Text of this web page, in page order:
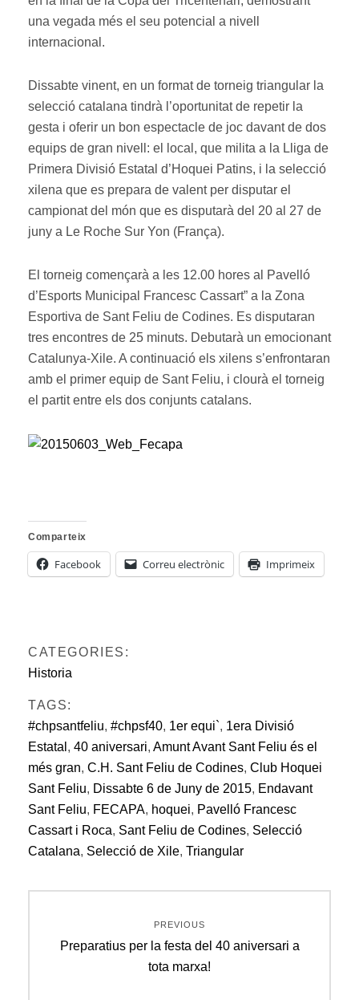
una vegada més el seu potencial a nivell
internacional.
Dissabte vinent, en un format de torneig triangular la
selecció catalana tindrà l’oportunitat de repetir la
gesta i oferir un bon espectacle de joc davant de dos
equips de gran nivell: el local, que milita a la Lliga de
Primera Divisió Estatal d’Hoquei Patins, i la selecció
xilena que es prepara de valent per disputar el
campionat del món que es disputarà del 20 al 27 de
juny a Le Roche Sur Yon (França).
El torneig començarà a les 12.00 hores al Pavelló
d’Esports Municipal Francesc Cassart” a la Zona
Esportiva de Sant Feliu de Codines. Es disputaran
tres encontres de 25 minuts. Debutarà un emocionant
Catalunya-Xile. A continuació els xilens s’enfrontaran
amb el primer equip de Sant Feliu, i clourà el torneig
el partit entre els dos conjunts catalans.
Comparteix
Facebook Correu electrònic Imprimeix
CATEGORIES:
Historia
TAGS:
#chpsantfeliu, #chpsf40, 1er equi`, 1era Divisió
Estatal , 40 aniversari, Amunt Avant Sant Feliu és el
més gran, C.H. Sant Feliu de Codines, Club Hoquei
Sant Feliu, Dissabte 6 de Juny de 2015, Endavant
Sant Feliu, FECAPA, hoquei, Pavelló Francesc
Cassart i Roca, Sant Feliu de Codines, Selecció
Catalana, Selecció de Xile, Triangular
d'entrades
PREVIOUS
Previous
Preparatius per la festa del 40 aniversari a
tota marxa!